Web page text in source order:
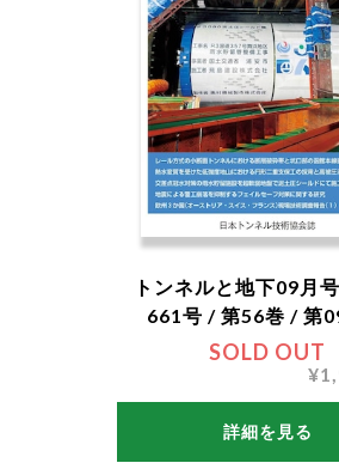
SOLD OUT
トンネルと地下09月
661号 / 第56巻 / 第
詳細を見る